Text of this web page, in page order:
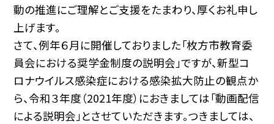
動の推進にご理解とご支援をたまわり、厚くお礼申し
上げます。
さて、例年６月に開催しておりました「枚方市教育委
員会における奨学金制度の説明会」ですが、新型コ
ロナウイルス感染症における感染拡大防止の観点か
ら、令和３年度（2021年度）におきましては「動画配信
による説明会」とさせていただきます。つきましては、